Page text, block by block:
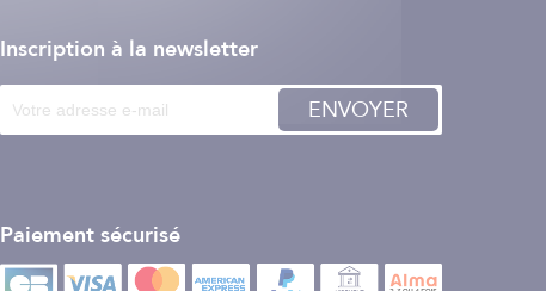
Inscription à la newsletter
ENVOYER
Paiement sécurisé